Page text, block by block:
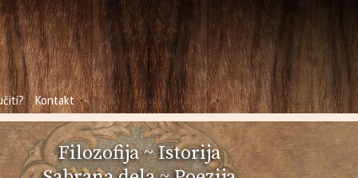
Kontakt
Filozofija~Istorija